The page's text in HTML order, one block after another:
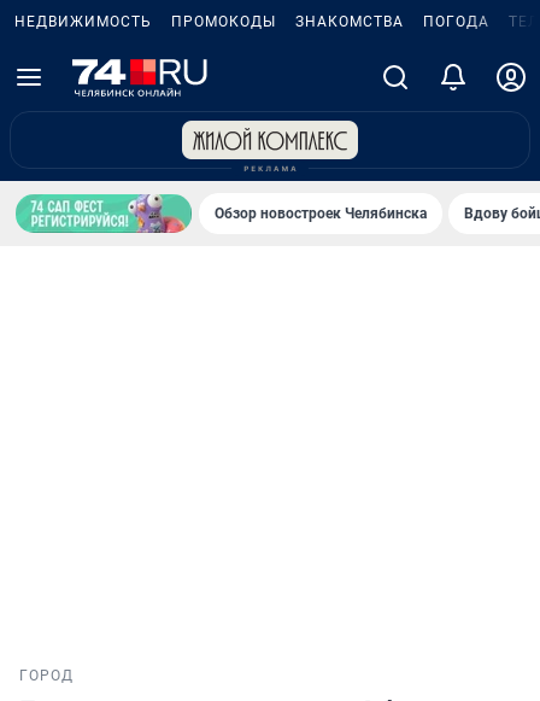
НЕДВИЖИМОСТЬ ПРОМОКОДЫ ЗНАКОМСТВА ПОГОДА
Обзор новостроек Челябинска Вдову
ГОРОД